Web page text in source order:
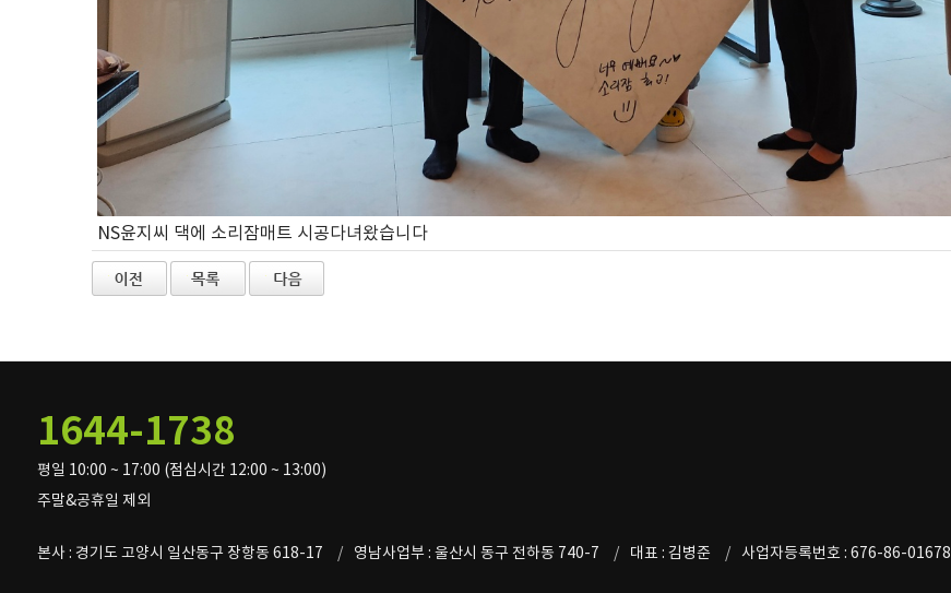
NS윤지씨 댁에 소리잠매트 시공다녀왔습니다
1644-1738
평일 10:00 ~ 17:00 (점심시간 12:00 ~ 13:00)
주말&공휴일 제외
본사 : 경기도 고양시 일산동구 장항동 618-17 영남사업부 : 울산시 동구 전하동 740-7 대표 : 김병준 사업자등록번호 : 676-86-01678